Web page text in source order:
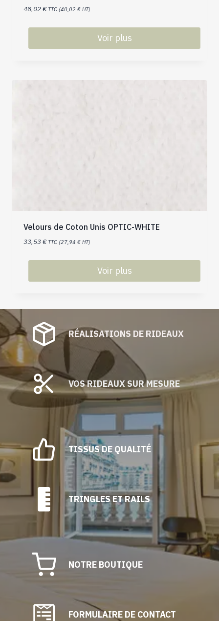
48,02€ TTC (40,02 € HT)
Voir plus
Velours de Coton Unis OPTIC-WHITE
33,53€ TTC (27,94 € HT)
Voir plus
RÉALISATIONS DE RIDEAUX
VOS RIDEAUX SUR MESURE
TISSUS DE QUALITÉ
TRINGLES ET RAILS
NOTRE BOUTIQUE
FORMULAIRE DE CONTACT